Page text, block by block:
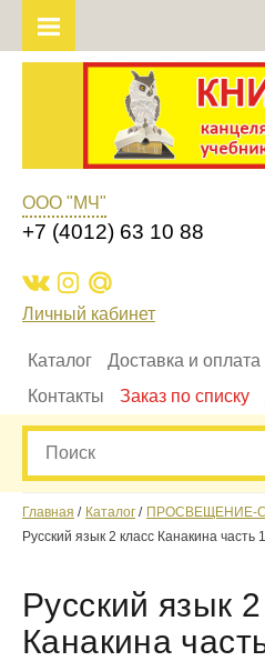
ООО "МЧ"
+7 (4012) 63 10 88
Личный кабинет
Каталог Доставка и оплата
Контакты
Заказ по списку
Главная Каталог ПРОСВЕЩЕНИЕ-
Русский язык 2 класс Канакина часть
Русский язык
Канакина